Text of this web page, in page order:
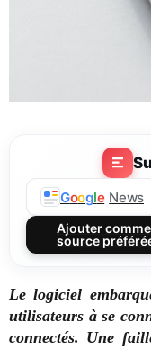
Google News
Ajouter comme
source
Le logiciel
utilisateurs à se
connectés. Une